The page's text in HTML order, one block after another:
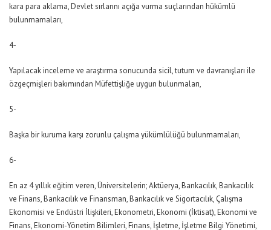
kara para aklama, Devlet sırlarını açığa vurma suçlarından hükümlü
bulunmamaları,
4-
Yapılacak inceleme ve araştırma sonucunda sicil, tutum ve davranışları ile
özgeçmişleri bakımından Müfettişliğe uygun bulunmaları,
5-
Başka bir kuruma karşı zorunlu çalışma yükümlülüğü bulunmamaları,
6-
En az 4 yıllık eğitim veren, Üniversitelerin; Aktüerya, Bankacılık, Bankacılık
ve Finans, Bankacılık ve Finansman, Bankacılık ve Sigortacılık, Çalışma
Ekonomisi ve Endüstri İlişkileri, Ekonometri, Ekonomi (İktisat), Ekonomi ve
Finans, Ekonomi-Yönetim Bilimleri, Finans, İşletme, İşletme Bilgi Yönetimi,